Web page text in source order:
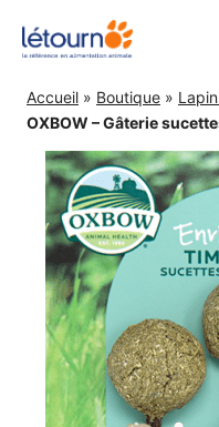
Accueil » Boutique »
OXBOW – Gâterie